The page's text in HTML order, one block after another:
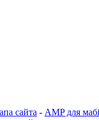
сайта - AMP для